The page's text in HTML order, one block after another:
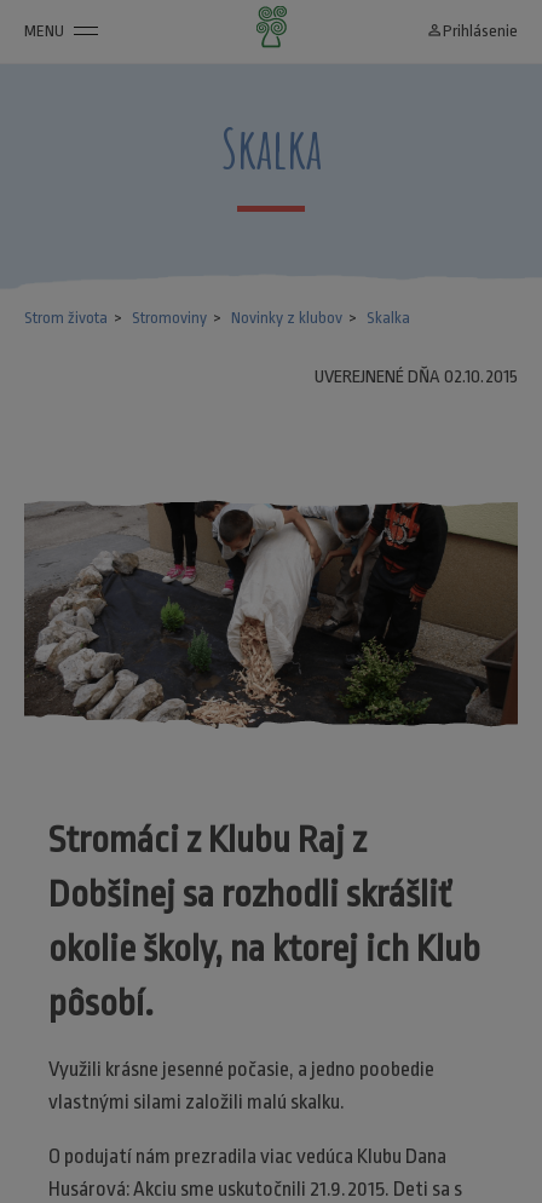
MENU person_outline Prihlásenie
Skalka
Strom života Stromoviny Novinky z klubov Skalka
UVEREJNENÉ DŇA 02.10.2015
Stromáci z Klubu Raj z
Dobšinej sa rozhodli skrášliť
okolie školy, na ktorej ich Klub
pôsobí.
Využili krásne jesenné počasie, a jedno poobedie
vlastnými silami založili malú skalku.
O podujatí nám prezradila viac vedúca Klubu Dana
Husárová: Akciu sme uskutočnili 21.9.2015. Deti sa s